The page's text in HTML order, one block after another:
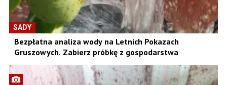
SADY
Bezpłatna analiza wody na Letnich Pokazach
Gruszowych. Zabierz próbkę z gospodarstwa